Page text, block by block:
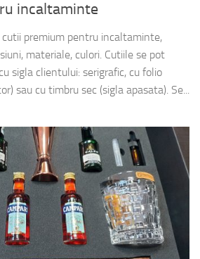
incaltaminte
cutii premium pentru incaltaminte,
materiale, culori. Cutiile se pot
sigla clientului: serigrafic, cu folio
sau cu timbru sec (sigla apasata). Se...